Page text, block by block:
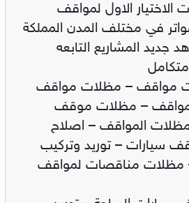
الاول لمواقف
في مختلف المدن المملكة
جديد المشاريع التابعه
مواقف – مظلات مواقف
– مظلات موقف
المواقف – اصلاح
سيارات – توريد وتركيب
مناقصات لمواقف